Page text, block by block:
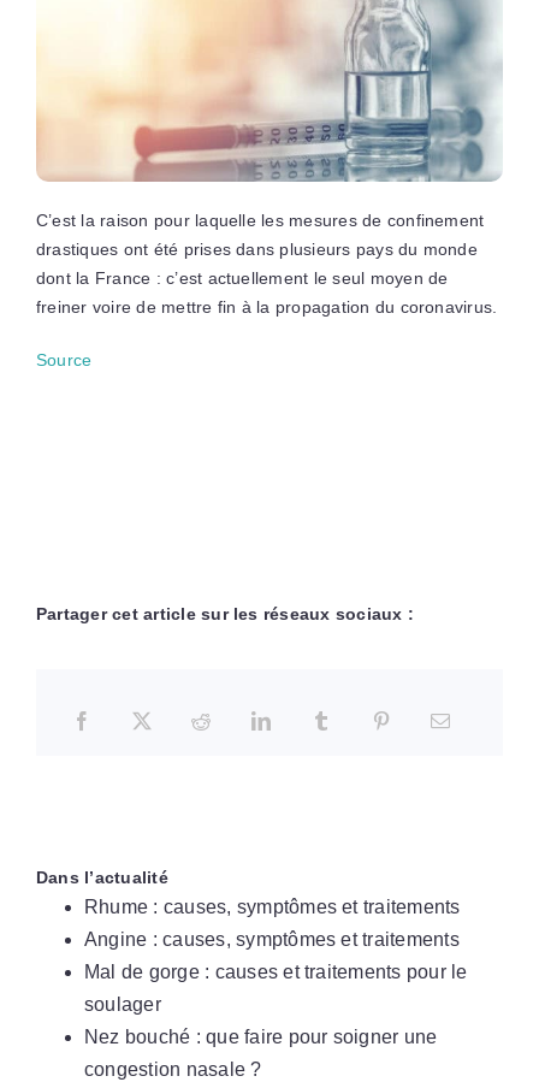
C’est la raison pour laquelle les mesures de confinement
drastiques ont été prises dans plusieurs pays du monde
dont la France : c’est actuellement le seul moyen de
freiner voire de mettre fin à la propagation du coronavirus.
Source
Partager cet article sur les réseaux sociaux :
Dans l’actualité
Rhume : causes, symptômes et traitements
Angine : causes, symptômes et traitements
Mal de gorge : causes et traitements pour le
soulager
Nez bouché : que faire pour soigner une
congestion nasale ?